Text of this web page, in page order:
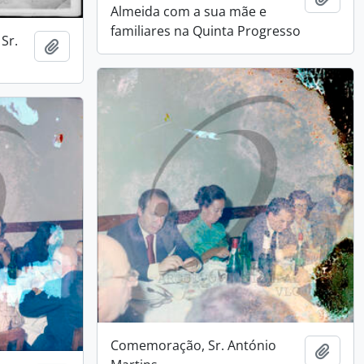
Almeida com a sua mãe e
familiares na Quinta Progresso
Add to clipboard
Comemoração, Sr. António
Add